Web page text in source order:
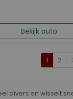
Bekijk auto
1 2
divers en wisselt